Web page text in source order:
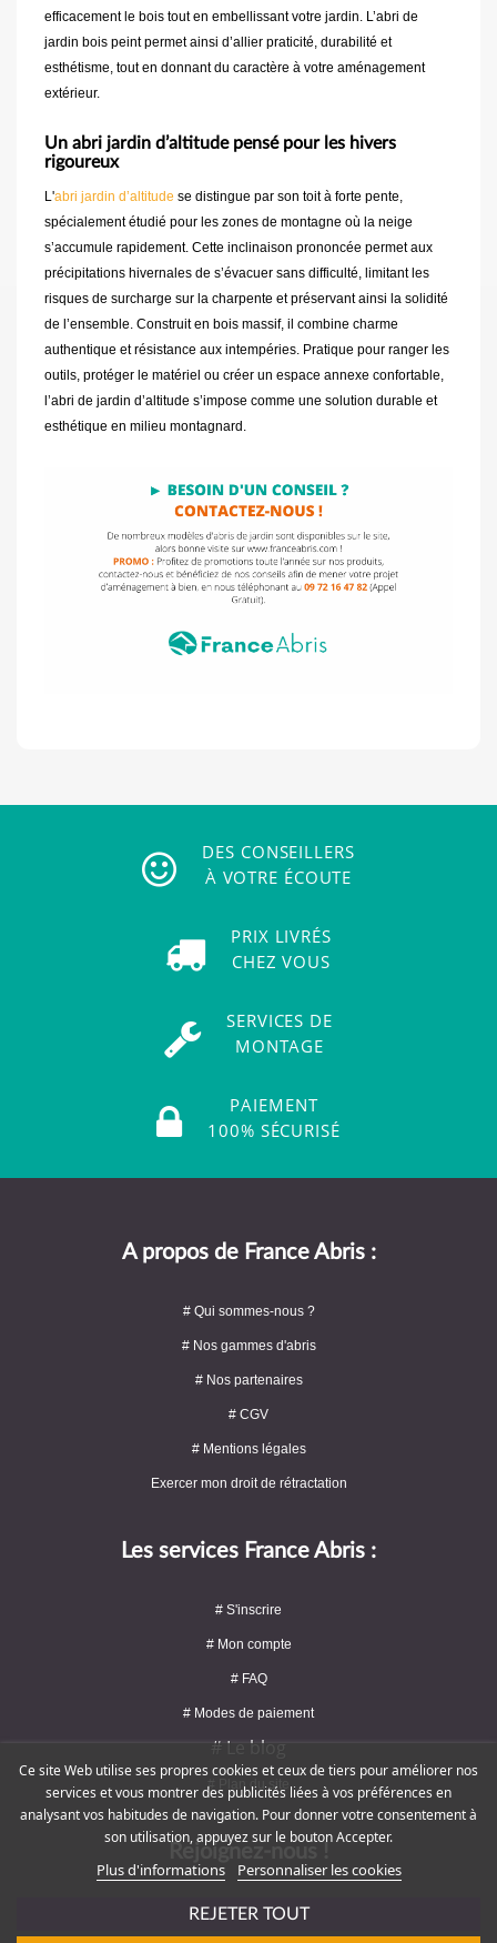
efficacement le bois tout en embellissant votre jardin. L’abri de
jardin bois peint permet ainsi d’allier praticité, durabilité et
esthétisme, tout en donnant du caractère à votre aménagement
extérieur.
Un abri jardin d’altitude pensé pour les hivers
rigoureux
L'abri jardin d’altitude se distingue par son toit à forte pente,
spécialement étudié pour les zones de montagne où la neige
s’accumule rapidement. Cette inclinaison prononcée permet aux
précipitations hivernales de s’évacuer sans difficulté, limitant les
risques de surcharge sur la charpente et préservant ainsi la solidité
de l’ensemble. Construit en bois massif, il combine charme
authentique et résistance aux intempéries. Pratique pour ranger les
outils, protéger le matériel ou créer un espace annexe confortable,
l’abri de jardin d’altitude s’impose comme une solution durable et
esthétique en milieu montagnard.
DES CONSEILLERS
À VOTRE ÉCOUTE
PRIX LIVRÉS
CHEZ VOUS
SERVICES DE
MONTAGE
PAIEMENT
100% SÉCURISÉ
A propos de France Abris :
# Qui sommes-nous ?
# Nos gammes d'abris
# Nos partenaires
# CGV
# Mentions légales
Exercer mon droit de rétractation
Les services France Abris :
# S'inscrire
# Mon compte
# FAQ
# Modes de paiement
# Le blog
# Plan du site
Rejoignez-nous !
Ce site Web utilise ses propres cookies et ceux de tiers pour améliorer nos
services et vous montrer des publicités liées à vos préférences en
analysant vos habitudes de navigation. Pour donner votre consentement à
son utilisation, appuyez sur le bouton Accepter.
Plus d'informations Personnaliser les cookies
REJETER TOUT